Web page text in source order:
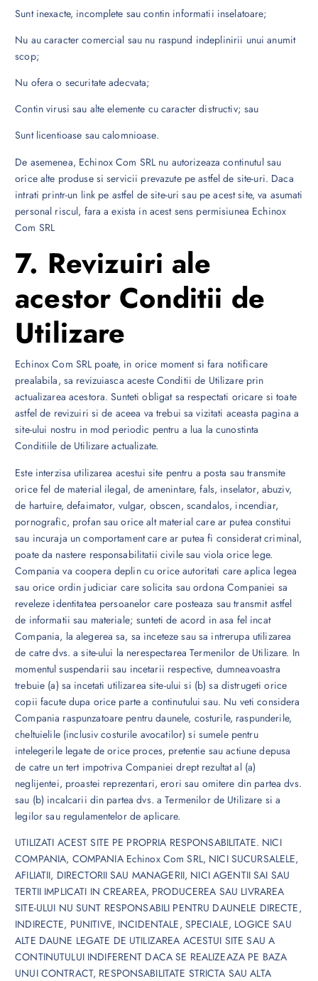
Sunt inexacte, incomplete sau contin informatii inselatoare;
Nu au caracter comercial sau nu raspund indeplinirii unui anumit
scop;
Nu ofera o securitate adecvata;
Contin virusi sau alte elemente cu caracter distructiv; sau
Sunt licentioase sau calomnioase.
De asemenea, Echinox Com SRL nu autorizeaza continutul sau
orice alte produse si servicii prevazute pe astfel de site-uri. Daca
intrati printr-un link pe astfel de site-uri sau pe acest site, va asumati
personal riscul, fara a exista in acest sens permisiunea Echinox
Com SRL
7. Revizuiri ale
acestor Conditii de
Utilizare
Echinox Com SRL poate, in orice moment si fara notificare
prealabila, sa revizuiasca aceste Conditii de Utilizare prin
actualizarea acestora. Sunteti obligat sa respectati oricare si toate
astfel de revizuiri si de aceea va trebui sa vizitati aceasta pagina a
site-ului nostru in mod periodic pentru a lua la cunostinta
Conditiile de Utilizare actualizate.
Este interzisa utilizarea acestui site pentru a posta sau transmite
orice fel de material ilegal, de amenintare, fals, inselator, abuziv,
de hartuire, defaimator, vulgar, obscen, scandalos, incendiar,
pornografic, profan sau orice alt material care ar putea constitui
sau incuraja un comportament care ar putea fi considerat criminal,
poate da nastere responsabilitatii civile sau viola orice lege.
Compania va coopera deplin cu orice autoritati care aplica legea
sau orice ordin judiciar care solicita sau ordona Companiei sa
reveleze identitatea persoanelor care posteaza sau transmit astfel
de informatii sau materiale; sunteti de acord in asa fel incat
Compania, la alegerea sa, sa inceteze sau sa intrerupa utilizarea
de catre dvs. a site-ului la nerespectarea Termenilor de Utilizare. In
momentul suspendarii sau incetarii respective, dumneavoastra
trebuie (a) sa incetati utilizarea site-ului si (b) sa distrugeti orice
copii facute dupa orice parte a continutului sau. Nu veti considera
Compania raspunzatoare pentru daunele, costurile, raspunderile,
cheltuielile (inclusiv costurile avocatilor) si sumele pentru
intelegerile legate de orice proces, pretentie sau actiune depusa
de catre un tert impotriva Companiei drept rezultat al (a)
neglijentei, proastei reprezentari, erori sau omitere din partea dvs.
sau (b) incalcarii din partea dvs. a Termenilor de Utilizare si a
legilor sau regulamentelor de aplicare.
UTILIZATI ACEST SITE PE PROPRIA RESPONSABILITATE. NICI
COMPANIA, COMPANIA Echinox Com SRL, NICI SUCURSALELE,
AFILIATII, DIRECTORII SAU MANAGERII, NICI AGENTII SAI SAU
TERTII IMPLICATI IN CREAREA, PRODUCEREA SAU LIVRAREA
SITE-ULUI NU SUNT RESPONSABILI PENTRU DAUNELE DIRECTE,
INDIRECTE, PUNITIVE, INCIDENTALE, SPECIALE, LOGICE SAU
ALTE DAUNE LEGATE DE UTILIZAREA ACESTUI SITE SAU A
CONTINUTULUI INDIFERENT DACA SE REALIZEAZA PE BAZA
UNUI CONTRACT, RESPONSABILITATE STRICTA SAU ALTA